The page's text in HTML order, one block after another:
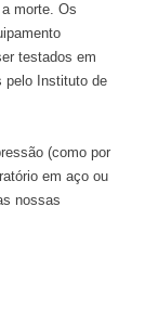
morte. Os
testados em
pelo Instituto de
(como por
em aço ou
nossas